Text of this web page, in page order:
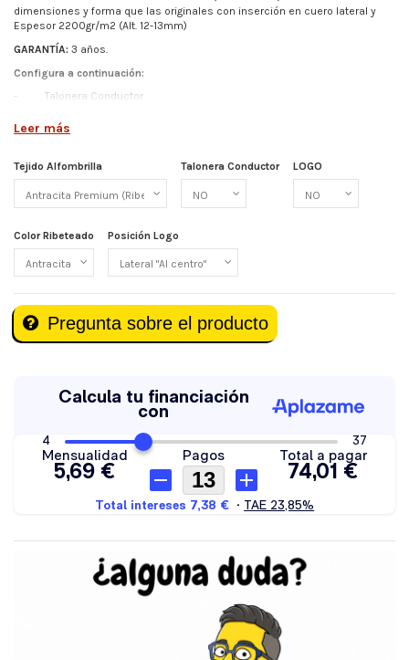
dimensiones y forma que las originales con inserción en cuero lateral y
Espesor 2200gr/m2 (Alt. 12-13mm)
GARANTÍA: 3 años.
Configura a continuación:
-
Talonera Conductor
Color Ribeteado
-
Posición de Logo
Más detalles abajo.
Leer más
Tejido Alfombrilla Talonera Conductor LOGO
Color Ribeteado Posición Logo
Pregunta sobre el producto